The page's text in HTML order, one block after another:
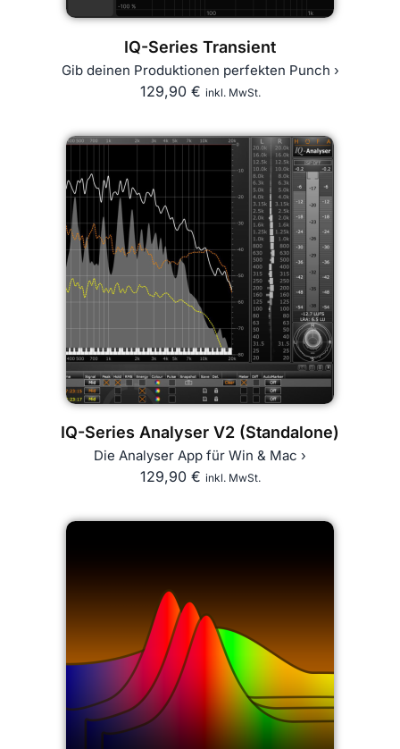
IQ-Series Transient
Gib deinen Produktionen perfekten Punch ›
129,90 € inkl. MwSt.
IQ-Series Analyser V2 (Standalone)
Die Analyser App für Win & Mac ›
129,90 € inkl. MwSt.